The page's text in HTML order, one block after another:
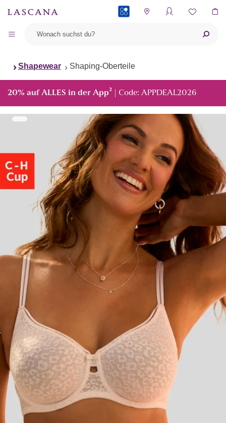
Shapewear Shaping-Oberteile
20% auf ALLES in der App² | Code: APPDEAL2026